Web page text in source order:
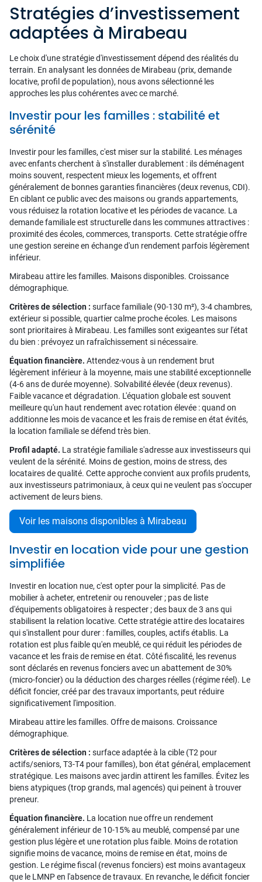
Stratégies d’investissement
adaptées à Mirabeau
Le choix d'une stratégie d'investissement dépend des réalités du
terrain. En analysant les données de Mirabeau (prix, demande
locative, profil de population), nous avons sélectionné les
approches les plus cohérentes avec ce marché.
Investir pour les familles : stabilité et
sérénité
Investir pour les familles, c'est miser sur la stabilité. Les ménages
avec enfants cherchent à s'installer durablement : ils déménagent
moins souvent, respectent mieux les logements, et offrent
généralement de bonnes garanties financières (deux revenus, CDI).
En ciblant ce public avec des maisons ou grands appartements,
vous réduisez la rotation locative et les périodes de vacance. La
demande familiale est structurelle dans les communes attractives :
proximité des écoles, commerces, transports. Cette stratégie offre
une gestion sereine en échange d'un rendement parfois légèrement
inférieur.
Mirabeau attire les familles. Maisons disponibles. Croissance
démographique.
Critères de sélection : surface familiale (90-130 m²), 3-4 chambres,
extérieur si possible, quartier calme proche écoles. Les maisons
sont prioritaires à Mirabeau. Les familles sont exigeantes sur l'état
du bien : prévoyez un rafraîchissement si nécessaire.
Équation financière. Attendez-vous à un rendement brut
légèrement inférieur à la moyenne, mais une stabilité exceptionnelle
(4-6 ans de durée moyenne). Solvabilité élevée (deux revenus).
Faible vacance et dégradation. L'équation globale est souvent
meilleure qu'un haut rendement avec rotation élevée : quand on
additionne les mois de vacance et les frais de remise en état évités,
la location familiale se défend très bien.
Profil adapté. La stratégie familiale s'adresse aux investisseurs qui
veulent de la sérénité. Moins de gestion, moins de stress, des
locataires de qualité. Cette approche convient aux profils prudents,
aux investisseurs patrimoniaux, à ceux qui ne veulent pas s'occuper
activement de leurs biens.
Voir les maisons disponibles à Mirabeau
Investir en location vide pour une gestion
simplifiée
Investir en location nue, c'est opter pour la simplicité. Pas de
mobilier à acheter, entretenir ou renouveler ; pas de liste
d'équipements obligatoires à respecter ; des baux de 3 ans qui
stabilisent la relation locative. Cette stratégie attire des locataires
qui s'installent pour durer : familles, couples, actifs établis. La
rotation est plus faible qu'en meublé, ce qui réduit les périodes de
vacance et les frais de remise en état. Côté fiscalité, les revenus
sont déclarés en revenus fonciers avec un abattement de 30%
(micro-foncier) ou la déduction des charges réelles (régime réel). Le
déficit foncier, créé par des travaux importants, peut réduire
significativement l'imposition.
Mirabeau attire les familles. Offre de maisons. Croissance
démographique.
Critères de sélection : surface adaptée à la cible (T2 pour
actifs/seniors, T3-T4 pour familles), bon état général, emplacement
stratégique. Les maisons avec jardin attirent les familles. Évitez les
biens atypiques (trop grands, mal agencés) qui peinent à trouver
preneur.
Équation financière. La location nue offre un rendement
généralement inférieur de 10-15% au meublé, compensé par une
gestion plus légère et une rotation plus faible. Moins de rotation
signifie moins de vacance, moins de remise en état, moins de
gestion. Le régime fiscal (revenus fonciers) est moins avantageux
que le LMNP en l'absence de travaux. En revanche, le déficit foncier